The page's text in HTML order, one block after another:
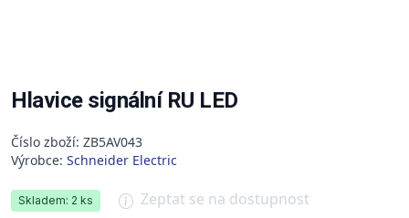
Hlavice signální RU LED
Číslo zboží: ZB5AV043
Výrobce: Schneider Electric
Skladem: 2 ks Zeptat se na dostupnost